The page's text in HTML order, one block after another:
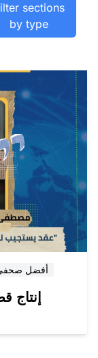
sections
by type
#أفضل